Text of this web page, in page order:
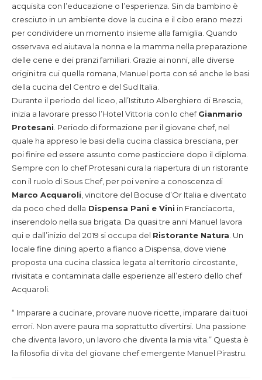
acquisita con l’educazione o l’esperienza. Sin da bambino è
cresciuto in un ambiente dove la cucina e il cibo erano mezzi
per condividere un momento insieme alla famiglia. Quando
osservava ed aiutava la nonna e la mamma nella preparazione
delle cene e dei pranzi familiari. Grazie ai nonni, alle diverse
origini tra cui quella romana, Manuel porta con sé anche le basi
della cucina del Centro e del Sud Italia.
Durante il periodo del liceo, all’Istituto Alberghiero di Brescia,
inizia a lavorare presso l’Hotel Vittoria con lo chefGianmario
Protesani . Periodo di formazione per il giovane chef, nel
quale ha appreso le basi della cucina classica bresciana, per
poi finire ed essere assunto come pasticciere dopo il diploma.
Sempre con lo chef Protesani cura la riapertura di un ristorante
con il ruolo di Sous Chef, per poi venire a conoscenza di
Marco Acquaroli , vincitore del Bocuse d’Or Italia e diventato
da poco ched della Dispensa Pani e Vini in Franciacorta,
inserendolo nella sua brigata. Da quasi tre anni Manuel lavora
qui e dall’inizio del 2019 si occupa del Ristorante Natura . Un
locale fine dining aperto a fianco a Dispensa, dove viene
proposta una cucina classica legata al territorio circostante,
rivisitata e contaminata dalle esperienze all’estero dello chef
Acquaroli.
“ Imparare a cucinare, provare nuove ricette, imparare dai tuoi
errori. Non avere paura ma soprattutto divertirsi. Una passione
che diventa lavoro, un lavoro che diventa la mia vita.” Questa è
la filosofia di vita del giovane chef emergente Manuel Pirastru.